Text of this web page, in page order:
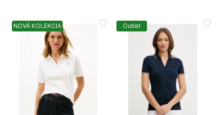
NOVÁ KOLEKCIA Outlet